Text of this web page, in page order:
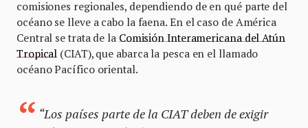
comisiones regionales, dependiendo de en qué parte del
océano se lleve a cabo la faena. En el caso de América
Central se trata de la Comisión Interamericana del Atún
Tropical (CIAT), que abarca la pesca en el llamado
océano Pacífico oriental.
“Los países parte de la CIAT deben de exigir